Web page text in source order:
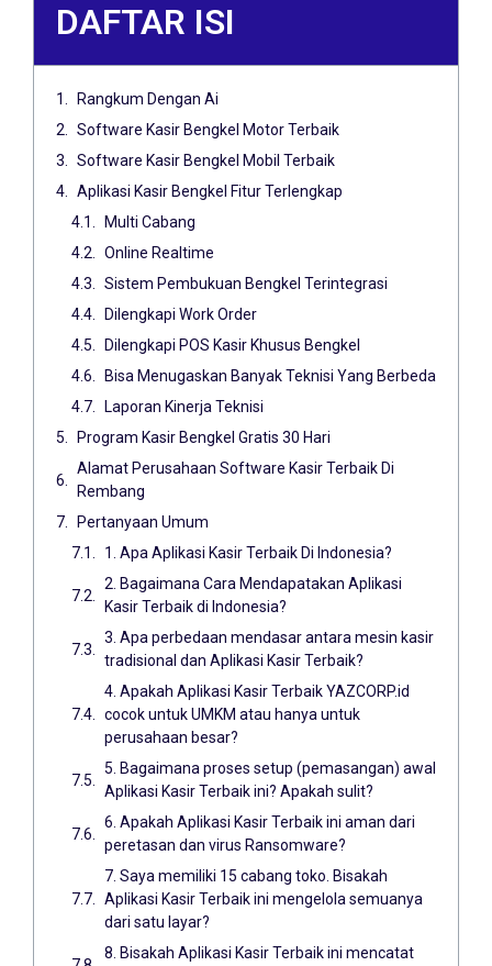
DAFTAR ISI
Rangkum Dengan Ai
Software Kasir Bengkel Motor Terbaik
Software Kasir Bengkel Mobil Terbaik
Aplikasi Kasir Bengkel Fitur Terlengkap
Multi Cabang
Online Realtime
Sistem Pembukuan Bengkel Terintegrasi
Dilengkapi Work Order
Dilengkapi POS Kasir Khusus Bengkel
Bisa Menugaskan Banyak Teknisi Yang Berbeda
Laporan Kinerja Teknisi
Program Kasir Bengkel Gratis 30 Hari
Alamat Perusahaan Software Kasir Terbaik Di
Rembang
Pertanyaan Umum
1. Apa Aplikasi Kasir Terbaik Di Indonesia?
2. Bagaimana Cara Mendapatakan Aplikasi
Kasir Terbaik di Indonesia?
3. Apa perbedaan mendasar antara mesin kasir
tradisional dan Aplikasi Kasir Terbaik?
4. Apakah Aplikasi Kasir Terbaik YAZCORP.id
cocok untuk UMKM atau hanya untuk
perusahaan besar?
5. Bagaimana proses setup (pemasangan) awal
Aplikasi Kasir Terbaik ini? Apakah sulit?
6. Apakah Aplikasi Kasir Terbaik ini aman dari
peretasan dan virus Ransomware?
7. Saya memiliki 15 cabang toko. Bisakah
Aplikasi Kasir Terbaik ini mengelola semuanya
dari satu layar?
8. Bisakah Aplikasi Kasir Terbaik ini mencatat